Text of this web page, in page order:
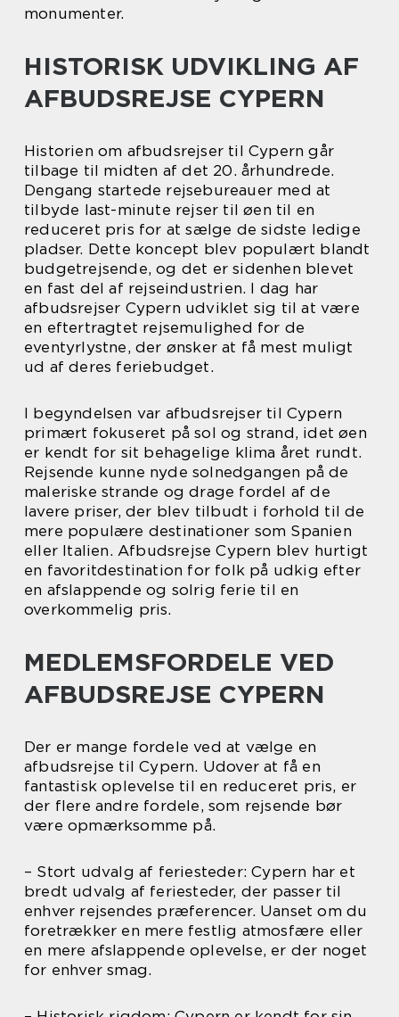
monumenter.
HISTORISK UDVIKLING AF
AFBUDSREJSE CYPERN
Historien om afbudsrejser til Cypern går
tilbage til midten af det 20. århundrede.
Dengang startede rejsebureauer med at
tilbyde last-minute rejser til øen til en
reduceret pris for at sælge de sidste ledige
pladser. Dette koncept blev populært blandt
budgetrejsende, og det er sidenhen blevet
en fast del af rejseindustrien. I dag har
afbudsrejser Cypern udviklet sig til at være
en eftertragtet rejsemulighed for de
eventyrlystne, der ønsker at få mest muligt
ud af deres feriebudget.
I begyndelsen var afbudsrejser til Cypern
primært fokuseret på sol og strand, idet øen
er kendt for sit behagelige klima året rundt.
Rejsende kunne nyde solnedgangen på de
maleriske strande og drage fordel af de
lavere priser, der blev tilbudt i forhold til de
mere populære destinationer som Spanien
eller Italien. Afbudsrejse Cypern blev hurtigt
en favoritdestination for folk på udkig efter
en afslappende og solrig ferie til en
overkommelig pris.
MEDLEMSFORDELE VED
AFBUDSREJSE CYPERN
Der er mange fordele ved at vælge en
afbudsrejse til Cypern. Udover at få en
fantastisk oplevelse til en reduceret pris, er
der flere andre fordele, som rejsende bør
være opmærksomme på.
– Stort udvalg af feriesteder: Cypern har et
bredt udvalg af feriesteder, der passer til
enhver rejsendes præferencer. Uanset om du
foretrækker en mere festlig atmosfære eller
en mere afslappende oplevelse, er der noget
for enhver smag.